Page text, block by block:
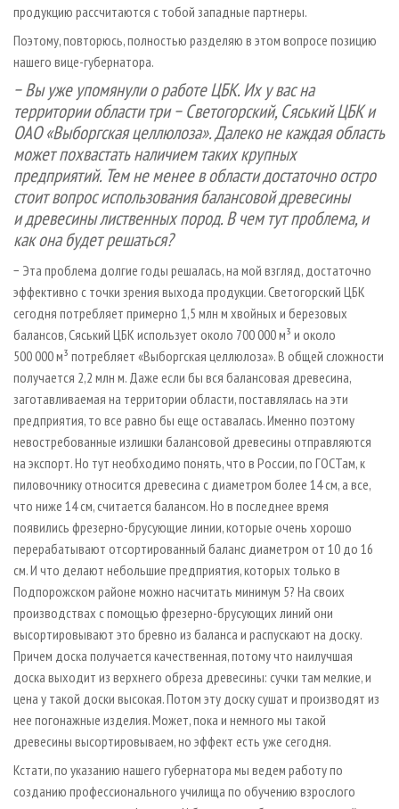
продукцию рассчитаются с тобой западные партнеры.
Поэтому, повторюсь, полностью разделяю в этом вопросе позицию
нашего вице-губернатора.
− Вы уже упомянули о работе ЦБК. Их у вас на
территории области три − Светогорский, Сяський ЦБК и
ОАО «Выборгская целлюлоза». Далеко не каждая область
может похвастать наличием таких крупных
предприятий. Тем не менее в области достаточно остро
стоит вопрос использования балансовой древесины
и древесины лиственных пород. В чем тут проблема, и
как она будет решаться?
− Эта проблема долгие годы решалась, на мой взгляд, достаточно
эффективно с точки зрения выхода продукции. Светогорский ЦБК
сегодня потребляет примерно 1,5 млн м хвойных и березовых
балансов, Сяський ЦБК использует около 700 000 м³ и около
500 000 м³ потребляет «Выборгская целлюлоза». В общей сложности
получается 2,2 млн м. Даже если бы вся балансовая древесина,
заготавливаемая на территории области, поставлялась на эти
предприятия, то все равно бы еще оставалась. Именно поэтому
невостребованные излишки балансовой древесины отправляются
на экспорт. Но тут необходимо понять, что в России, по ГОСТам, к
пиловочнику относится древесина с диаметром более 14 см, а все,
что ниже 14 см, считается балансом. Но в последнее время
появились фрезерно-брусующие линии, которые очень хорошо
перерабатывают отсортированный баланс диаметром от 10 до 16
см. И что делают небольшие предприятия, которых только в
Подпорожском районе можно насчитать минимум 5? На своих
производствах с помощью фрезерно-брусующих линий они
высортировывают это бревно из баланса и распускают на доску.
Причем доска получается качественная, потому что наилучшая
доска выходит из верхнего обреза древесины: сучки там мелкие, и
цена у такой доски высокая. Потом эту доску сушат и производят из
нее погонажные изделия. Может, пока и немного мы такой
древесины высортировываем, но эффект есть уже сегодня.
Кстати, по указанию нашего губернатора мы ведем работу по
созданию профессионального училища по обучению взрослого